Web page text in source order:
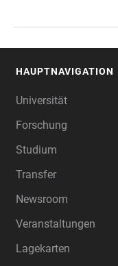
HAUPTNAVIGATION
Universität
Forschung
Studium
Transfer
Newsroom
Veranstaltungen
Lagekarten